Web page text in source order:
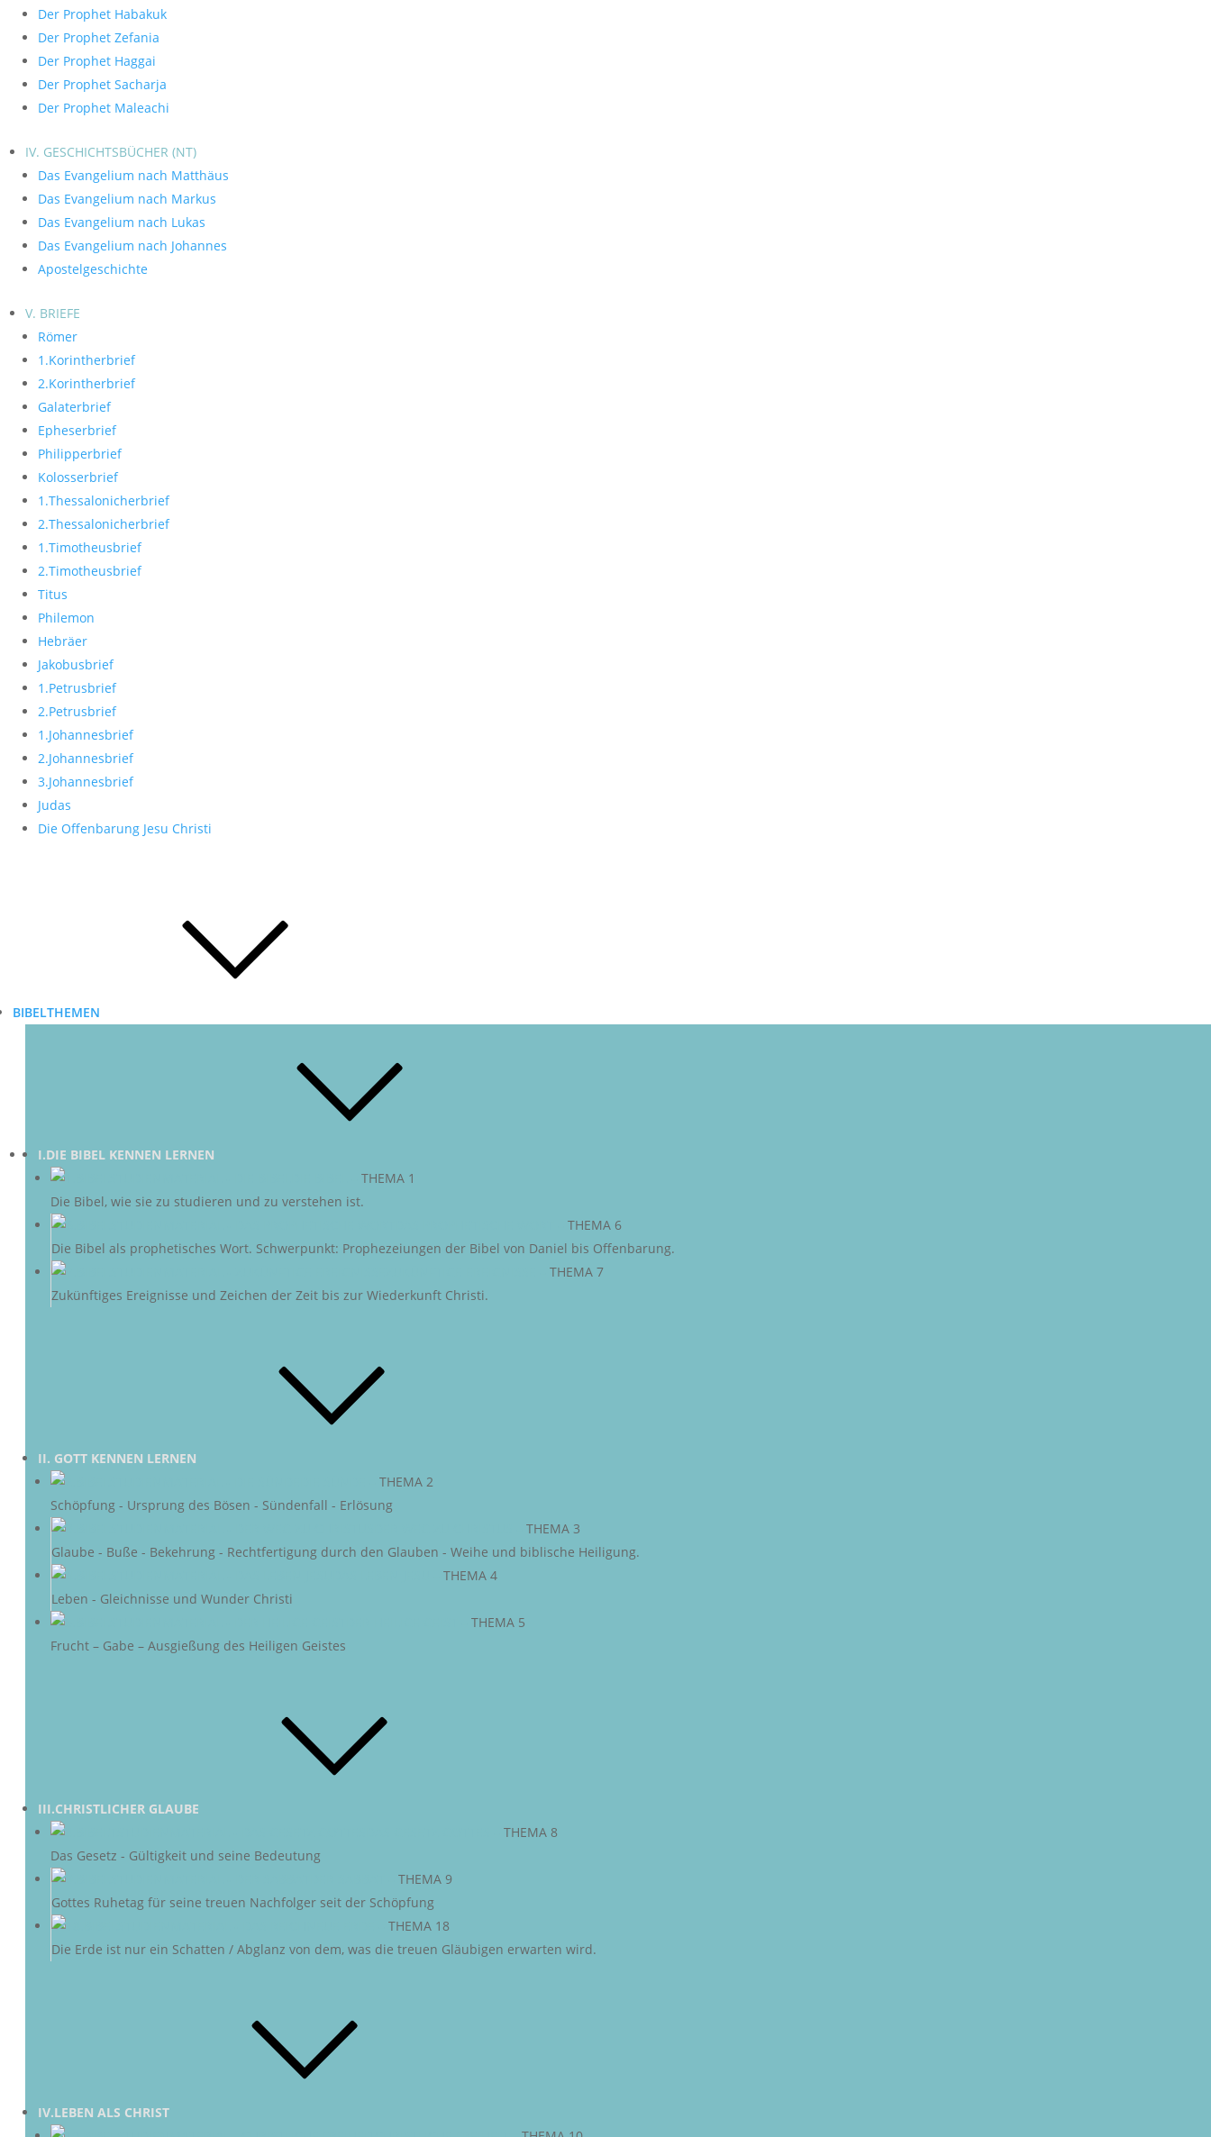
Der Prophet Habakuk
Der Prophet Zefania
Der Prophet Haggai
Der Prophet Sacharja
Der Prophet Maleachi
IV. GESCHICHTSBÜCHER (NT)
Das Evangelium nach Matthäus
Das Evangelium nach Markus
Das Evangelium nach Lukas
Das Evangelium nach Johannes
Apostelgeschichte
V. BRIEFE
Römer
1.Korintherbrief
2.Korintherbrief
Galaterbrief
Epheserbrief
Philipperbrief
Kolosserbrief
1.Thessalonicherbrief
2.Thessalonicherbrief
1.Timotheusbrief
2.Timotheusbrief
Titus
Philemon
Hebräer
Jakobusbrief
1.Petrusbrief
2.Petrusbrief
1.Johannesbrief
2.Johannesbrief
3.Johannesbrief
Judas
Die Offenbarung Jesu Christi
BIBELTHEMEN
I.DIE BIBEL KENNEN LERNEN
THEMA 1
Die Bibel, wie sie zu studieren und zu verstehen ist.
THEMA 6
Die Bibel als prophetisches Wort. Schwerpunkt: Prophezeiungen der Bibel von Daniel bis Offenbarung.
THEMA 7
Zukünftiges Ereignisse und Zeichen der Zeit bis zur Wiederkunft Christi.
II. GOTT KENNEN LERNEN
THEMA 2
Schöpfung - Ursprung des Bösen - Sündenfall - Erlösung
THEMA 3
Glaube - Buße - Bekehrung - Rechtfertigung durch den Glauben - Weihe und biblische Heiligung.
THEMA 4
Leben - Gleichnisse und Wunder Christi
THEMA 5
Frucht – Gabe – Ausgießung des Heiligen Geistes
III.CHRISTLICHER GLAUBE
THEMA 8
Das Gesetz - Gültigkeit und seine Bedeutung
THEMA 9
Gottes Ruhetag für seine treuen Nachfolger seit der Schöpfung
THEMA 18
Die Erde ist nur ein Schatten / Abglanz von dem, was die treuen Gläubigen erwarten wird.
IV.LEBEN ALS CHRIST